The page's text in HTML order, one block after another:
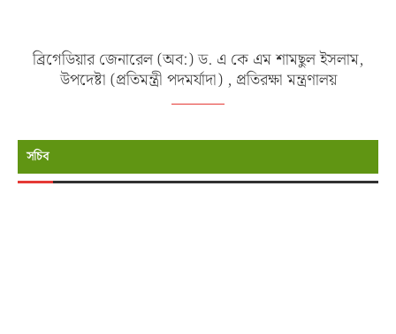
ব্রিগেডিয়ার জেনারেল (অব:) ড. এ কে এম শামছুল ইসলাম,
উপদেষ্টা (প্রতিমন্ত্রী পদমর্যাদা) , প্রতিরক্ষা মন্ত্রণালয়
সচিব